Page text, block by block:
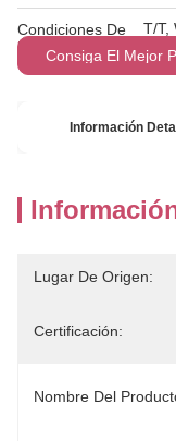
Condiciones De
Pago:
T/T,
Consiga El Mejor
Información
Lugar De Origen:
Certificación:
Nombre Del